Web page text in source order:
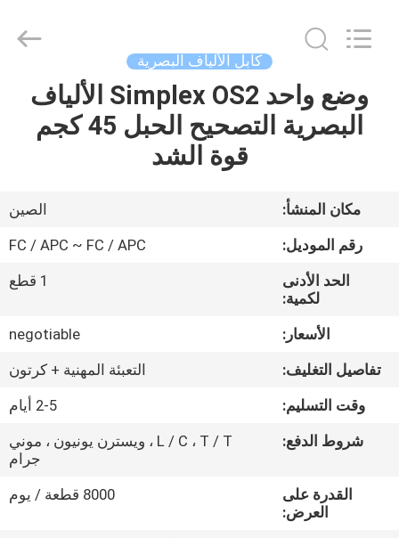
الصفحة
الرئيسية
معلومات
في
المعمل
مراقبة
WanyYi Telecom Tech Co.,Limited.
كابل الألياف البصرية
وضع واحد Simplex OS2 الألياف
البصرية التصحيح الحبل 45 كجم
قوة الشد
مكان المنشأ:
الصين
رقم الموديل:
FC / APC ~ FC / APC
الحد الأدنى
لكمية:
1 قطع
الأسعار:
negotiable
تفاصيل التغليف:
التعبئة المهنية + كرتون
وقت التسليم:
2-5 أيام
شروط الدفع:
L / C ، T / T ، ويسترن يونيون ، موني
جرام
القدرة على
العرض:
8000 قطعة / يوم